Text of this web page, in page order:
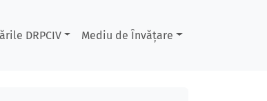
DRPCIV Mediu de Învățare